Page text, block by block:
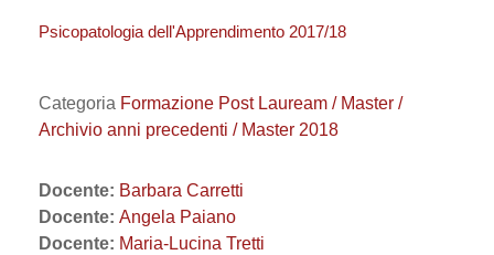
Psicopatologia dell'Apprendimento 2017/18
Categoria Formazione Post Lauream / Master /
Archivio anni precedenti / Master 2018
Docente: Barbara Carretti
Docente: Angela Paiano
Docente: Maria-Lucina Tretti